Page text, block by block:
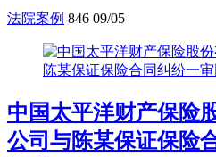
法院案例 846 09/05
中国太平洋财产保险
公司与陈某保证保险